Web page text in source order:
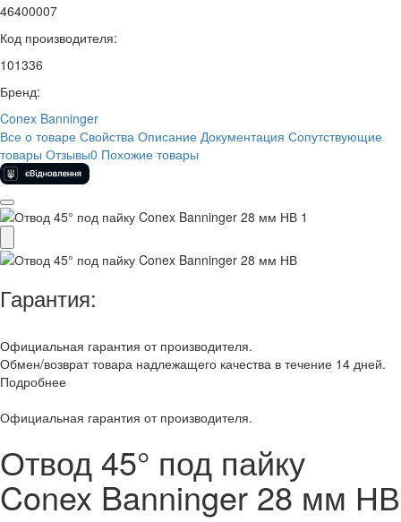
46400007
Код производителя:
101336
Бренд:
Conex Banninger
Все о товаре Свойства Описание Документация Сопутствующие
товары Отзывы0 Похожие товары
Гарантия:
Официальная гарантия от производителя.
Обмен/возврат товара надлежащего качества в течение 14 дней.
Подробнее
Официальная гарантия от производителя.
Отвод 45° под пайку
Conex Banninger 28 мм НВ